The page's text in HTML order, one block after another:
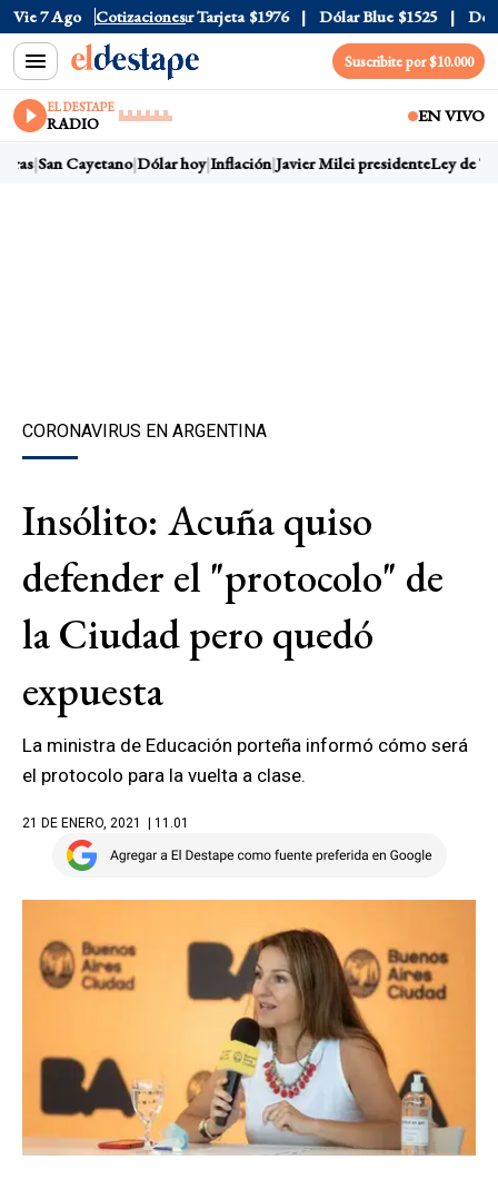
Vie 7 Ago Cotizaciones
Oficial $1520 Dólar Tarjeta $1976 Dólar Blue $1525 Dólar
Suscribite por $10.000
EL DESTAPE
RADIO EN VIVO
San Cayetano Dólar hoy Inflación Javier Milei presidenteLey de
CORONAVIRUS EN ARGENTINA
Insólito: Acuña quiso
defender el "protocolo" de
la Ciudad pero quedó
expuesta
La ministra de Educación porteña informó cómo será
el protocolo para la vuelta a clase.
21 DE ENERO, 2021 | 11.01